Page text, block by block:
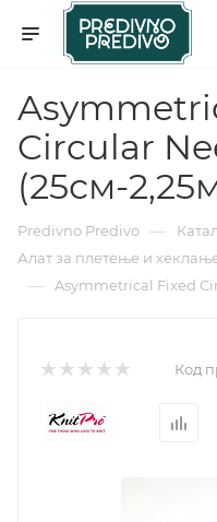
Circular
(25см-
Predivno Predivo —
Алат за плетење и
— Asymmetrical Fixed
Код